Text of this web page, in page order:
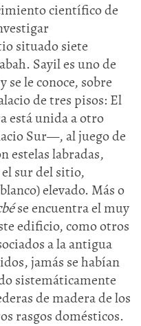
científico de
situado siete
Sayil es uno de
se le conoce, sobre
de tres pisos: El
está unida a otro
Sur—, al juego de
estelas labradas,
sur del sitio,
elevado. Más o
se encuentra el muy
edificio, como otros
a la antigua
jamás se habían
sistemáticamente
de madera de los
rasgos domésticos.